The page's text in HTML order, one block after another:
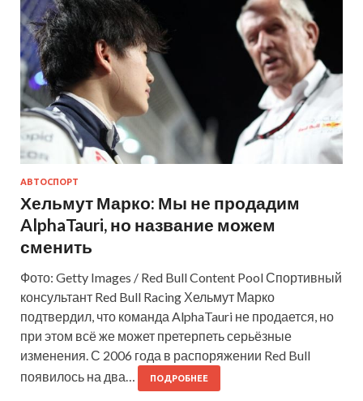
АВТОСПОРТ
Хельмут Марко: Мы не продадим
AlphaTauri, но название можем
сменить
Фото: Getty Images / Red Bull Content Pool Спортивный
консультант Red Bull Racing Хельмут Марко
подтвердил, что команда AlphaTauri не продается, но
при этом всё же может претерпеть серьёзные
изменения. С 2006 года в распоряжении Red Bull
появилось на два…
ПОДРОБНЕЕ